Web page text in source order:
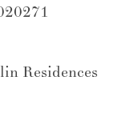
Residences